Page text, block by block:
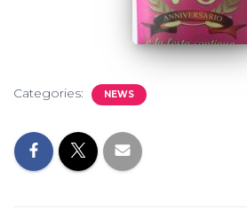
Categories: NEWS